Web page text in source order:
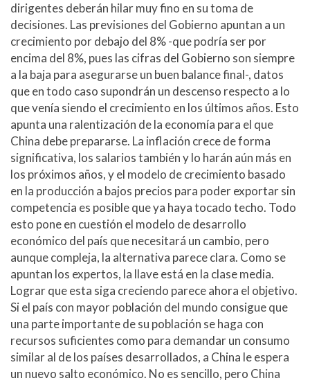
dirigentes deberán hilar muy fino en su toma de
decisiones. Las previsiones del Gobierno apuntan a un
crecimiento por debajo del 8% -que podría ser por
encima del 8%, pues las cifras del Gobierno son siempre
a la baja para asegurarse un buen balance final-, datos
que en todo caso supondrán un descenso respecto a lo
que venía siendo el crecimiento en los últimos años. Esto
apunta una ralentización de la economía para el que
China debe prepararse. La inflación crece de forma
significativa, los salarios también y lo harán aún más en
los próximos años, y el modelo de crecimiento basado
en la producción a bajos precios para poder exportar sin
competencia es posible que ya haya tocado techo. Todo
esto pone en cuestión el modelo de desarrollo
económico del país que necesitará un cambio, pero
aunque compleja, la alternativa parece clara. Como se
apuntan los expertos, la llave está en la clase media.
Lograr que esta siga creciendo parece ahora el objetivo.
Si el país con mayor población del mundo consigue que
una parte importante de su población se haga con
recursos suficientes como para demandar un consumo
similar al de los países desarrollados, a China le espera
un nuevo salto económico. No es sencillo, pero China